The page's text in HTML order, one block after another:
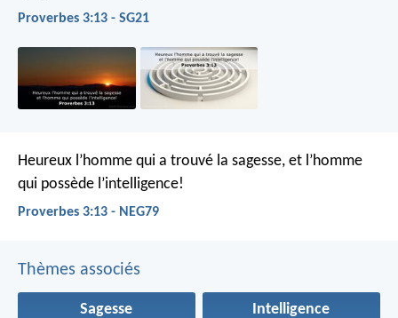
Proverbes 3:13 - SG21
Heureux l’homme qui a trouvé la sagesse, et l’homme
qui possède l’intelligence!
Proverbes 3:13 - NEG79
Thèmes associés
Sagesse Intelligence